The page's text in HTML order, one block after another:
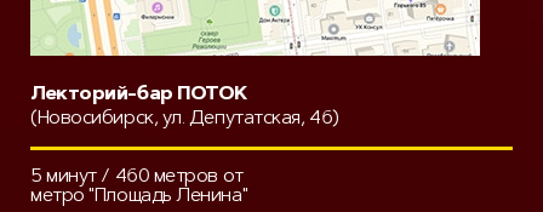
Лекторий-бар ПОТОК
(Новосибирск, ул. Депутатская, 46)
5 минут / 460 метров от
метро "Площадь Ленина"